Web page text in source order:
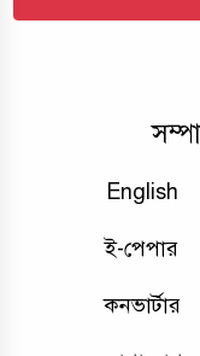
English
ই-পেপার
কনভার্টার